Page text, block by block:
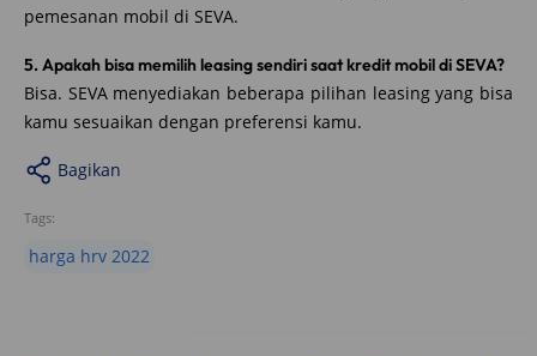
pemesanan mobil di SEVA.
5. Apakah bisa memilih leasing sendiri saat kredit mobil di SEVA?
Bisa. SEVA menyediakan beberapa pilihan leasing yang bisa
kamu sesuaikan dengan preferensi kamu.
Bagikan
Tags:
harga hrv 2022